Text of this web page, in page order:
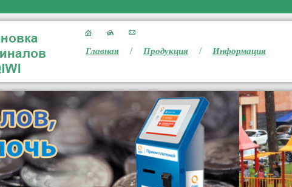
Главная / Продукция / Информация